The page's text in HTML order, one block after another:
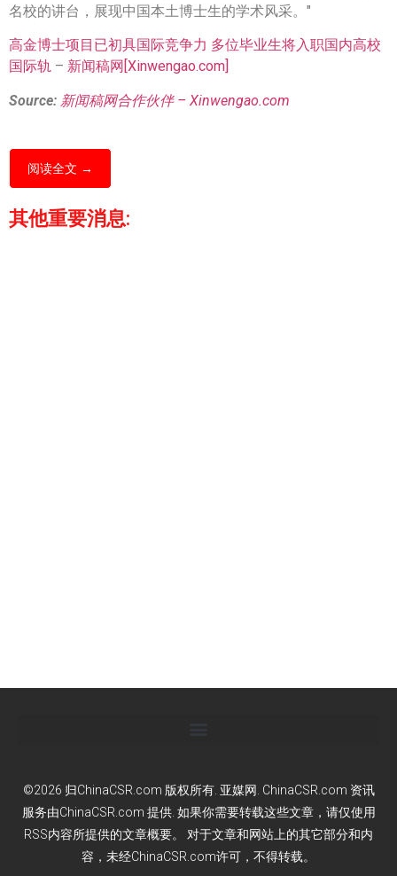
名校的讲台，展现中国本土博士生的学术风采。"
高金博士项目已初具国际竞争力 多位毕业生将入职国内高校
国际轨 – 新闻稿网[Xinwengao.com]
Source: 新闻稿网合作伙伴 – Xinwengao.com
阅读全文 →
其他重要消息:
©2026 归ChinaCSR.com 版权所有. 亚媒网. ChinaCSR.com 资讯
服务由ChinaCSR.com 提供. 如果你需要转载这些文章，请仅使用
RSS内容所提供的文章概要。 对于文章和网站上的其它部分和内
容，未经ChinaCSR.com许可，不得转载。